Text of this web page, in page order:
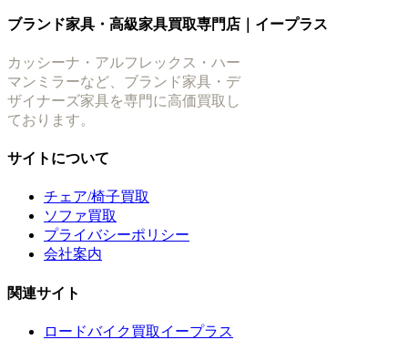
ブランド家具・高級家具買取専門店｜イープラス
カッシーナ・アルフレックス・ハー
マンミラーなど、ブランド家具・デ
ザイナーズ家具を専門に高価買取し
ております。
サイトについて
チェア/椅子買取
ソファ買取
プライバシーポリシー
会社案内
関連サイト
ロードバイク買取イープラス